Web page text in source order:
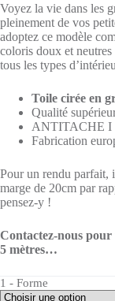
Voyez la vie dans les
pleinement de vos
adoptez ce modèle
coloris doux et
tous les types
Toile cirée en
Qualité
ANTITACHE I
Fabrication
Pour un rendu parfait,
marge de 20cm par
pensez-y !
Contactez-nous pour
5 mètres…
1 - Forme